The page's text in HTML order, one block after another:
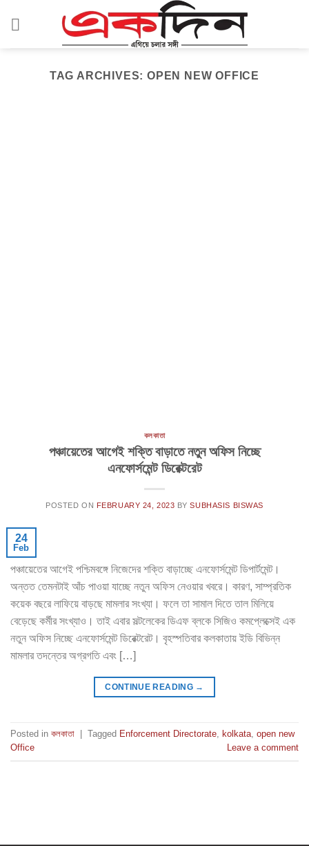
TAG ARCHIVES:OPEN NEW OFFICE
কলকাতা
পঞ্চায়েতের আগেই শক্তি বাড়াতে নতুন অফিস নিচ্ছে
এনফোর্সমেন্ট ডিরেক্টরেট
POSTED ON FEBRUARY 24, 2023 BYSUBHASIS BISWAS
24
Feb
পঞ্চায়েতের আগেই পশ্চিমবঙ্গে নিজেদের শক্তি বাড়াচ্ছে এনফোর্সমেন্ট ডিপার্টমেন্ট।
অন্তত তেমনটাই আঁচ পাওয়া যাচ্ছে নতুন অফিস নেওয়ার খবরে। কারণ, সাম্প্রতিক
কয়েক বছরে লাফিয়ে বাড়ছে মামলার সংখ্যা। ফলে তা সামাল দিতে তাল মিলিয়ে
বেড়েছে কর্মীর সংখ্যাও। তাই এবার সল্টলেকের ডিএফ ব্লকে সিজিও কমপ্লেক্সেই এক
নতুন অফিস নিচ্ছে এনফোর্সমেন্ট ডিরেক্টরেট। বৃহস্পতিবার কলকাতায় ইডি বিভিন্ন
মামলার তদন্তের অগ্রগতি এবং […]
CONTINUE READING →
Posted in কলকাতা Tagged Enforcement Directorate kolkata open new
Office
Leave a comment